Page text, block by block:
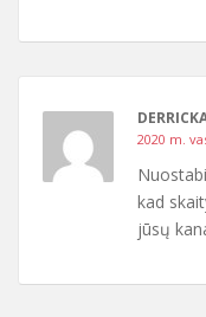
2020 m.
kad
jūsų